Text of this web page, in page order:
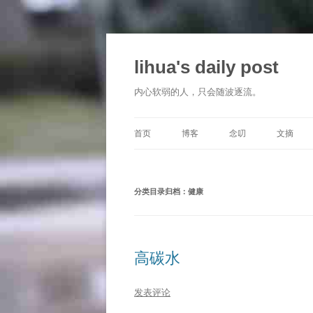
文
lihua's daily post
内心软弱的人，只会随波逐流。
首页 博客 念叨 文摘
分类目录归档： 健康
高碳水
发表评论